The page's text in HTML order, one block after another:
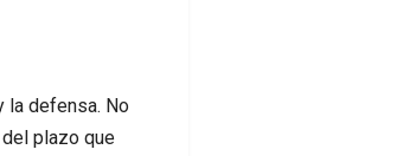
la defensa. No
plazo que